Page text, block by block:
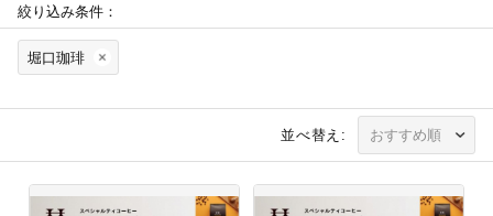
絞り込み条件：
堀口珈琲
並べ替え: